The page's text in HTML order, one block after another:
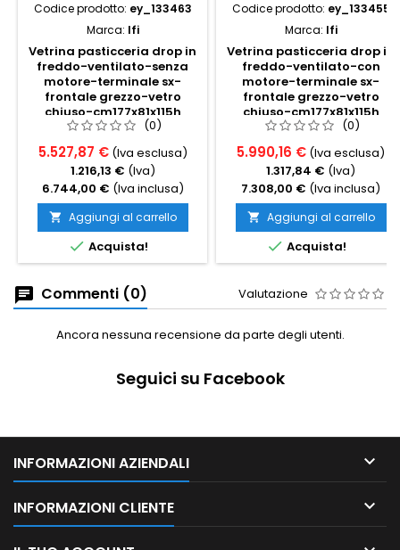
Codice prodotto: ey_133463
Marca: Ifi
Vetrina pasticceria drop in
freddo-ventilato-senza
motore-terminale sx-
frontale grezzo-vetro
chiuso-cm177x81x115h
(0)
5.527,87 € (Iva esclusa)
1.216,13 € (Iva)
6.744,00 € (Iva inclusa)
 Aggiungi al carrello
 Acquista!
Codice prodotto: ey_133455
Marca: Ifi
Vetrina pasticceria drop in
freddo-ventilato-con
motore-terminale sx-
frontale grezzo-vetro
chiuso-cm177x81x115h
(0)
5.990,16 € (Iva esclusa)
1.317,84 € (Iva)
7.308,00 € (Iva inclusa)
 Aggiungi al carrello
 Acquista!
Commenti (0) Valutazione
Ancora nessuna recensione da parte degli utenti.
Seguici su Facebook
INFORMAZIONI AZIENDALI 
INFORMAZIONI CLIENTE 